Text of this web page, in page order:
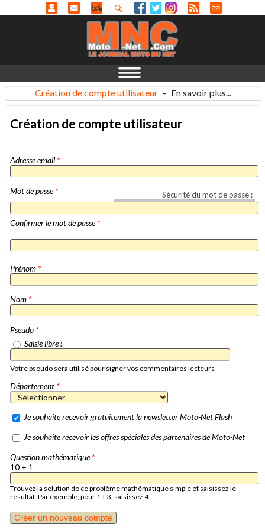
Création de compte utilisateur - En savoir plus...
Création de compte utilisateur
Adresse email *
Sécurité du mot de passe :
Mot de passe*
Confirmer le mot de passe*
Prénom *
Nom *
Pseudo *
Saisie libre :
Votre pseudo sera utilisé pour signer vos commentaires lecteurs
Département *
Je souhaite recevoir gratuitement la newsletter Moto-Net Flash
Je souhaite recevoir les offres spéciales des partenaires de Moto-Net
Question mathématique*
10 + 1 =
Trouvez la solution de ce problème mathématique simple et saisissez le
résultat. Par exemple, pour 1 + 3, saisissez 4.